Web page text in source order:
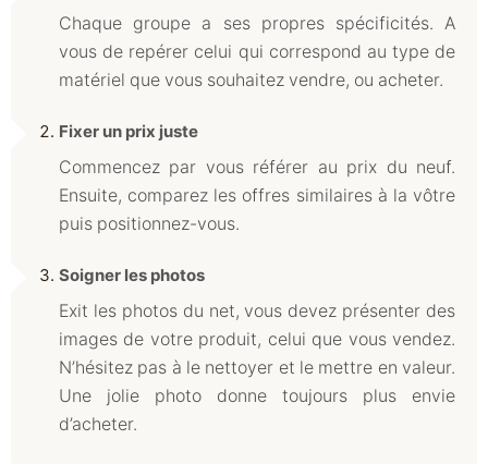
Chaque groupe a ses propres spécificités. A
vous de repérer celui qui correspond au type de
matériel que vous souhaitez vendre, ou acheter.
Fixer un prix juste
Commencez par vous référer au prix du neuf.
Ensuite, comparez les offres similaires à la vôtre
puis positionnez-vous.
Soigner les photos
Exit les photos du net, vous devez présenter des
images de votre produit, celui que vous vendez.
N’hésitez pas à le nettoyer et le mettre en valeur.
Une jolie photo donne toujours plus envie
d’acheter.